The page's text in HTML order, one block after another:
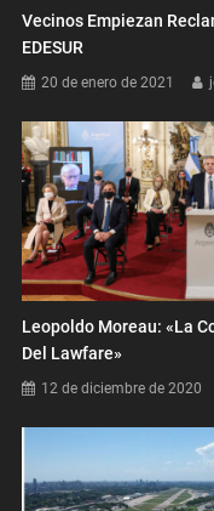
Vecinos Empiezan
EDESUR
20 de enero de 2021
Leopoldo Moreau: «La
Del Lawfare»
12 de diciembre de 2020